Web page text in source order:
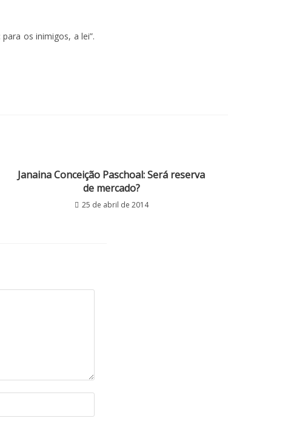
os inimigos, a lei”.
Janaina Conceição Paschoal: Será reserva
de mercado?
25 de abril de 2014